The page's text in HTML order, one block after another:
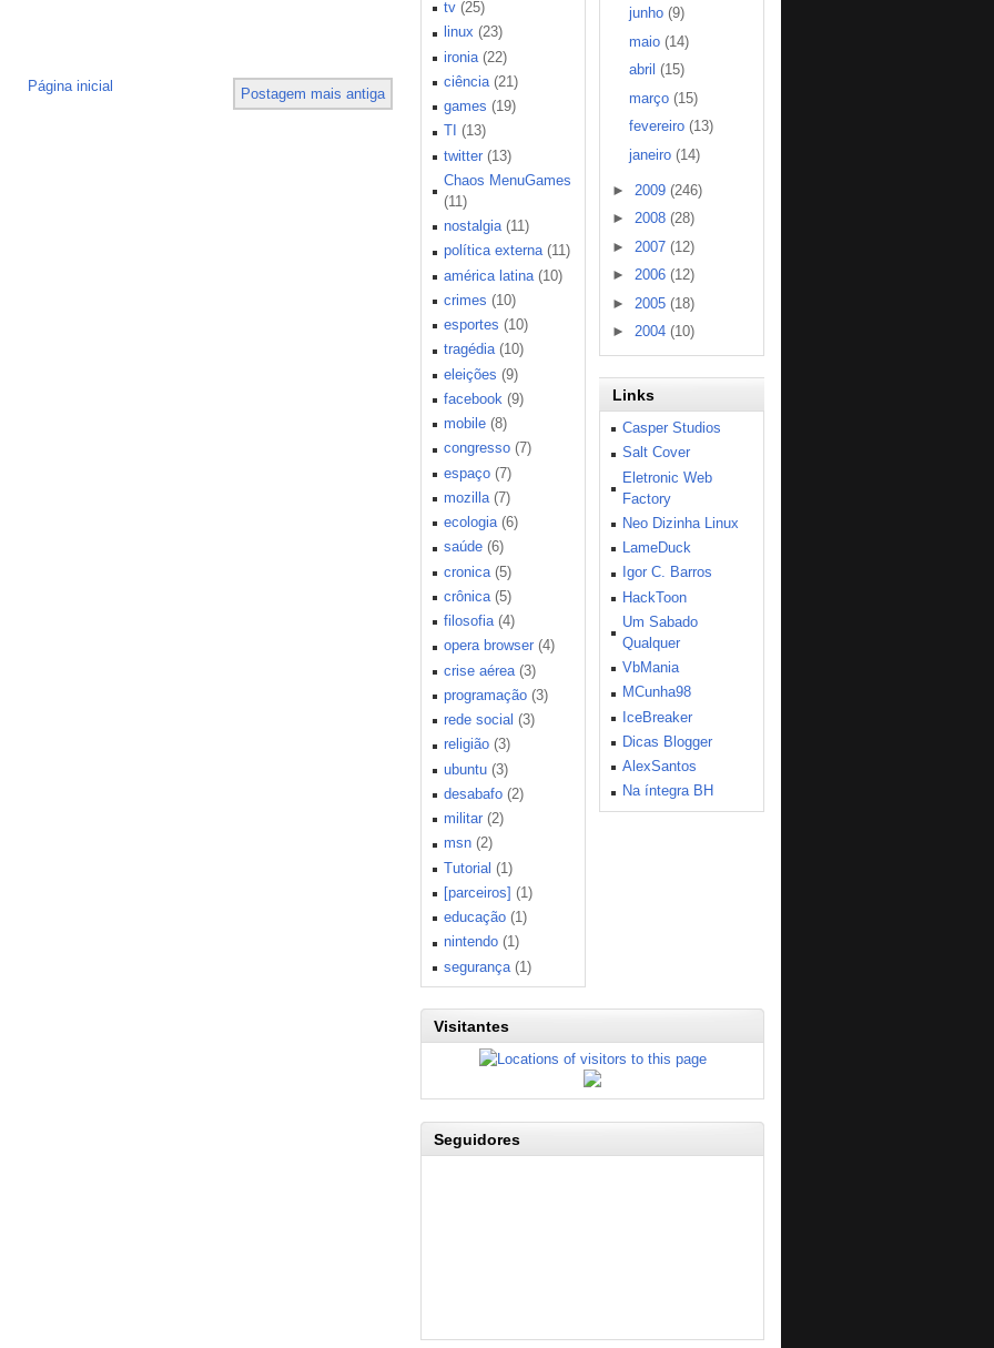
Postagem mais antiga
Página inicial
tv (25)
linux (23)
ironia (22)
ciência (21)
games (19)
TI (13)
twitter (13)
Chaos MenuGames
(11)
nostalgia (11)
política externa (11)
américa latina (10)
crimes (10)
esportes (10)
tragédia (10)
eleições (9)
facebook (9)
mobile (8)
congresso (7)
espaço (7)
mozilla (7)
ecologia (6)
saúde (6)
cronica (5)
crônica (5)
filosofia (4)
opera browser (4)
crise aérea (3)
programação (3)
rede social (3)
religião (3)
ubuntu (3)
desabafo (2)
militar (2)
msn (2)
Tutorial (1)
[parceiros] (1)
educação (1)
nintendo (1)
segurança (1)
junho (9)
maio (14)
abril (15)
março (15)
fevereiro (13)
janeiro (14)
► 2009(246)
►2008(28)
► 2007(12)
►2006(12)
► 2005(18)
►2004(10)
Links
Casper Studios
Salt Cover
Eletronic Web
Factory
Neo Dizinha Linux
LameDuck
Igor C. Barros
HackToon
Um Sabado
Qualquer
VbMania
MCunha98
IceBreaker
Dicas Blogger
AlexSantos
Na íntegra BH
Visitantes
Seguidores